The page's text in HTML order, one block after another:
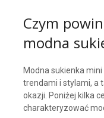
Czym
modna
Modna sukienka
trendami i stylami, a
okazji. Poniżej kilka
charakteryzować